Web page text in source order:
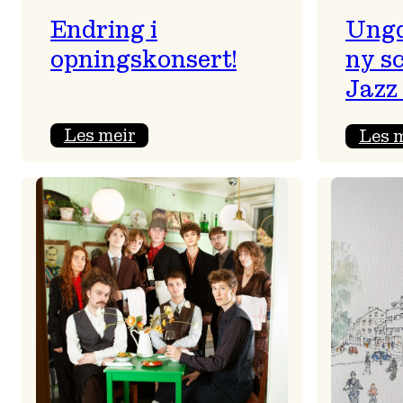
Endring i
opningskonsert!
Les meir:
i
opningskonsert!
ny
Les